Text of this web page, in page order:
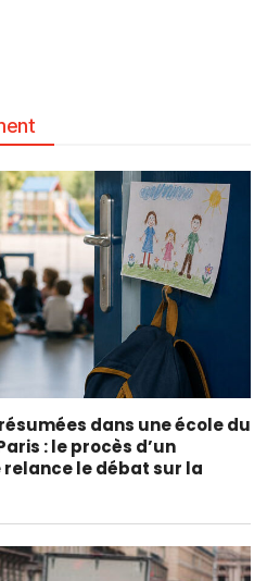
dans une école du
: le procès d’un
le débat sur la